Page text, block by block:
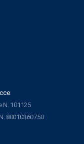
.
N. 101125
80010360750